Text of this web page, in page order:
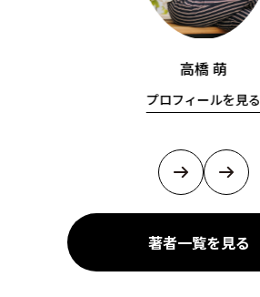
高橋 萌
プロフィールを見る
著者一覧を見る